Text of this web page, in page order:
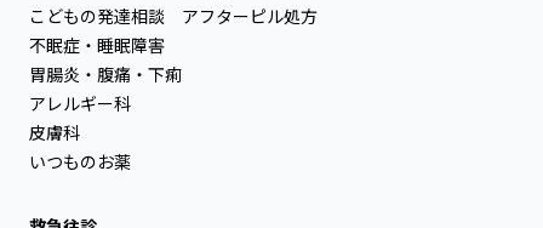
こどもの発達相談
不眠症・睡眠障害
胃腸炎・腹痛・下痢
アレルギー科
皮膚科
いつものお薬
アフターピル処方